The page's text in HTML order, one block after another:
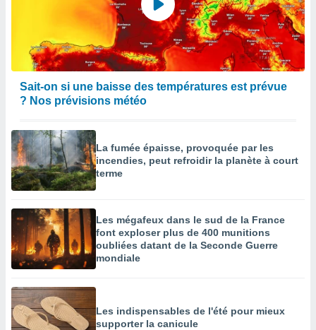
Sait-on si une baisse des températures est prévue
? Nos prévisions météo
La fumée épaisse, provoquée par les
incendies, peut refroidir la planète à court
terme
Les mégafeux dans le sud de la France
font exploser plus de 400 munitions
oubliées datant de la Seconde Guerre
mondiale
Les indispensables de l'été pour mieux
supporter la canicule